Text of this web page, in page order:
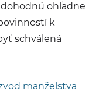
dohodnú ohľadne
k
schválená
manželstva